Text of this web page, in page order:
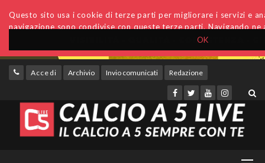
OK
Questo sito usa i cookie di terze parti per migliorare i servizi e
navigazione sono condivise con queste terze parti. Navigando
Accedi Archivio Invio comunicati Redazione